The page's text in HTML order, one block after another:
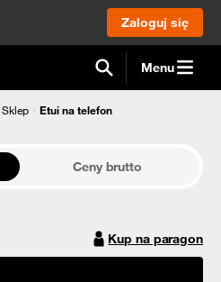
Zaloguj się
Menu
Sklep Etui na telefon
Ceny brutto
Kup na paragon